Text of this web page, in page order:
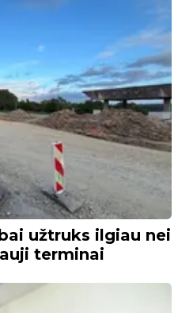
užtruks ilgiau nei
terminai